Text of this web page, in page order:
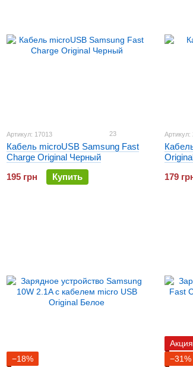
Артикул: 17013 23
Кабель microUSB Samsung Fast
Charge Original Черный
195 грн
Купить
Артикул:
179
−18%
Акция
−31%